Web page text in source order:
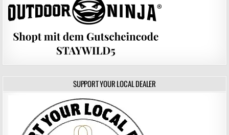
SUPPORT YOUR LOCAL DEALER